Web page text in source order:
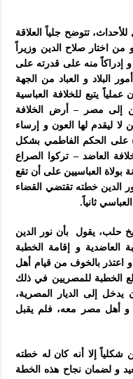
تتوضح جلياً العلاقة
من اختار صلاح الدين وزيراً
إدراكاً منه على قدرته على
البلاد و العباد من الجهة
يتبع للخلافة العباسية
إلى مصر – أرض الخلافة
لا ليقدم لها العون و إرساء
على الحكم الفاطمي بشكل
العاضد – تركوا الصراع
بولاة العباسيين على أن تقع
الدين خطته تقتضي القضاء
ثانياً.
حلب، يقول بأن نور الدين
العاضدية و إقامة الخطبة
و اعتذر بالخوف من قيام أهل
الخطبة للمصريين في ذلك
إلى الديار المصرية،
و أهل مصر معه، فلم يقبل
شكلياً إلا أنه كان له خطته
و لضمان نجاح هذه الخطة